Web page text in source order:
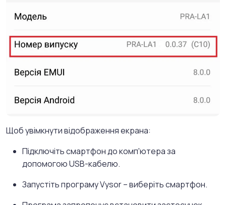
Щоб увімкнути відображення екрана:
Підключіть смартфон до комп'ютера за
допомогою USB-кабелю.
Запустіть програму Vysor – виберіть смартфон.